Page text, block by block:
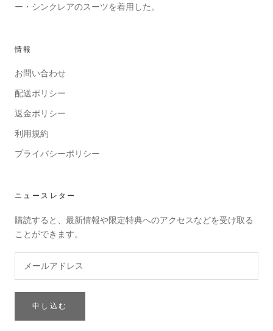
ー・シンクレアのスーツを着用した。
情報
お問い合わせ
配送ポリシー
返金ポリシー
利用規約
プライバシーポリシー
ニュースレター
購読すると、最新情報や限定特典へのアクセスなどを受け取る
ことができます。
申し込む